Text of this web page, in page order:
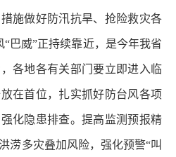
施做好防汛抗旱、抢险救灾各
巴威”正持续靠近，是今年我省
各地各有关部门要立即进入临
在首位，扎实抓好防台风各项
化隐患排查。提高监测预报精
涝多灾叠加风险，强化预警“叫